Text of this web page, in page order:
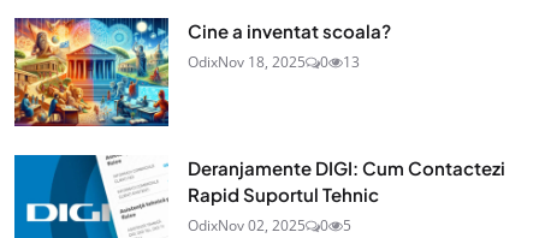
Cine a inventat scoala?
OdixNov 18, 2025 0 13
Deranjamente DIGI: Cum Contactezi
Rapid Suportul Tehnic
OdixNov 02, 2025 0 5